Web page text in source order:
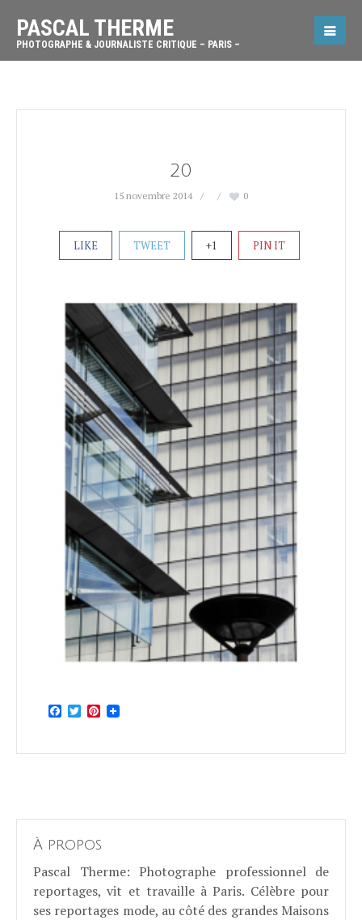
PASCAL THERME
PHOTOGRAPHE & JOURNALISTE CRITIQUE – PARIS –
20
15 novembre 2014 0
LIKE TWEET +1 PIN IT
Facebook
TwitterPinterest
À propos
Pascal Therme: Photographe professionnel de
reportages, vit et travaille à Paris. Célèbre pour
ses reportages mode, au côté des grandes Maisons